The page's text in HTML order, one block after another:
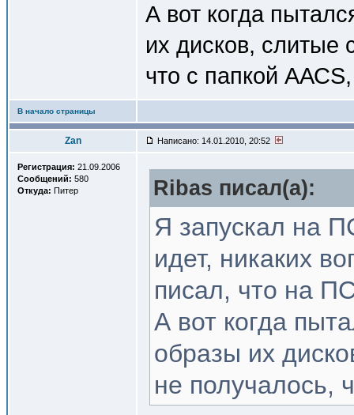
А вот когда
их дисков, слитые
что с папкой
В начало страницы
Zan Написано: 14.01.2010, 20:52
Регистрация: 21.09.2006
Сообщений: 580
Откуда: Питер Ribas писал(a):
Я запускал на
идет, никаких
писал, что на
А вот когда
образы их
не получалось,